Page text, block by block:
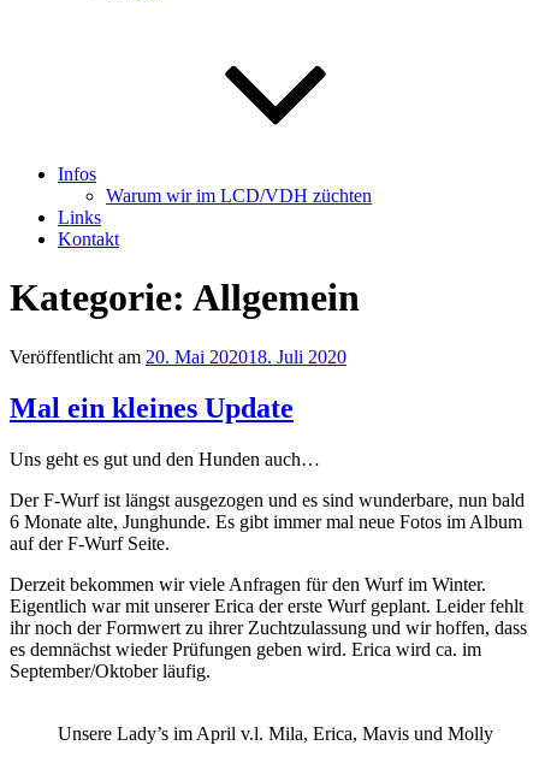
Infos
Warum wir im LCD/VDH züchten
Links
Kontakt
Kategorie: Allgemein
Veröffentlicht am 20. Mai 202018. Juli 2020
Mal ein kleines Update
Uns geht es gut und den Hunden auch…
Der F-Wurf ist längst ausgezogen und es sind wunderbare, nun bald
6 Monate alte, Junghunde. Es gibt immer mal neue Fotos im Album
auf der F-Wurf Seite.
Derzeit bekommen wir viele Anfragen für den Wurf im Winter.
Eigentlich war mit unserer Erica der erste Wurf geplant. Leider fehlt
ihr noch der Formwert zu ihrer Zuchtzulassung und wir hoffen, dass
es demnächst wieder Prüfungen geben wird. Erica wird ca. im
September/Oktober läufig.
Unsere Lady’s im April v.l. Mila, Erica, Mavis und Molly